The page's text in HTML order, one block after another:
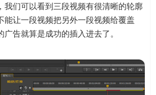
我们可以看到三段视频有很清晰的轮廓
能让一段视频把另外一段视频给覆盖
告就算是成功的插入进去了。